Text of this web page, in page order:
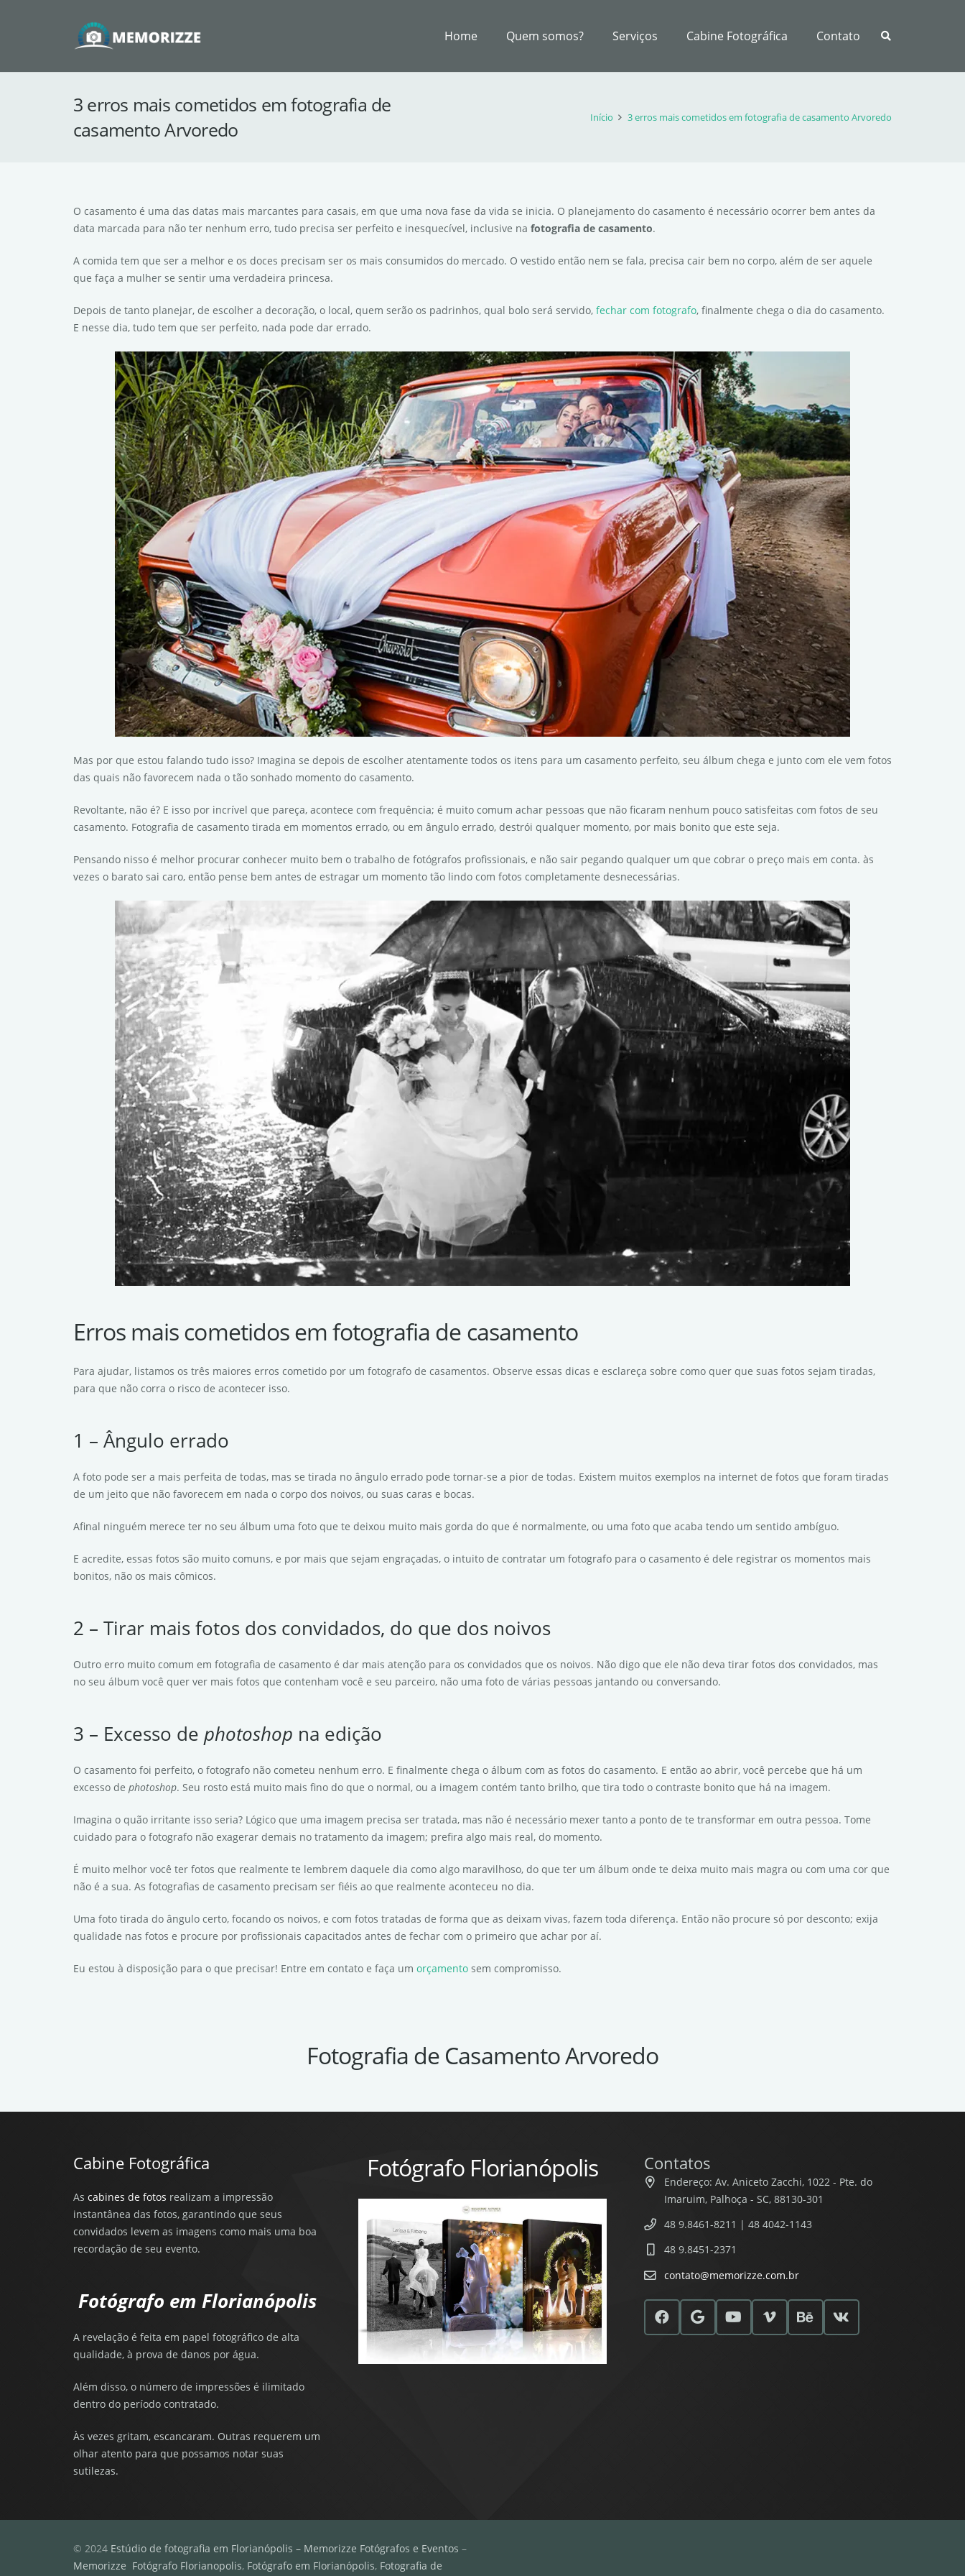
Home Quem somos? Serviços Cabine Fotográfica Contato
3 erros mais cometidos em fotografia de
casamento Arvoredo
Início 3 erros mais cometidos em fotografia de casamento Arvoredo
O casamento é uma das datas mais marcantes para casais, em que uma nova fase da vida se inicia. O planejamento do casamento é necessário ocorrer bem antes da
data marcada para não ter nenhum erro, tudo precisa ser perfeito e inesquecível, inclusive na fotografia de casamento.
A comida tem que ser a melhor e os doces precisam ser os mais consumidos do mercado. O vestido então nem se fala, precisa cair bem no corpo, além de ser aquele
que faça a mulher se sentir uma verdadeira princesa.
Depois de tanto planejar, de escolher a decoração, o local, quem serão os padrinhos, qual bolo será servido, fechar com fotografo, finalmente chega o dia do casamento.
E nesse dia, tudo tem que ser perfeito, nada pode dar errado.
Mas por que estou falando tudo isso? Imagina se depois de escolher atentamente todos os itens para um casamento perfeito, seu álbum chega e junto com ele vem fotos
das quais não favorecem nada o tão sonhado momento do casamento.
Revoltante, não é? E isso por incrível que pareça, acontece com frequência; é muito comum achar pessoas que não ficaram nenhum pouco satisfeitas com fotos de seu
casamento. Fotografia de casamento tirada em momentos errado, ou em ângulo errado, destrói qualquer momento, por mais bonito que este seja.
Pensando nisso é melhor procurar conhecer muito bem o trabalho de fotógrafos profissionais, e não sair pegando qualquer um que cobrar o preço mais em conta. às
vezes o barato sai caro, então pense bem antes de estragar um momento tão lindo com fotos completamente desnecessárias.
Erros mais cometidos em fotografia de casamento
Para ajudar, listamos os três maiores erros cometido por um fotografo de casamentos. Observe essas dicas e esclareça sobre como quer que suas fotos sejam tiradas,
para que não corra o risco de acontecer isso.
1 – Ângulo errado
A foto pode ser a mais perfeita de todas, mas se tirada no ângulo errado pode tornar-se a pior de todas. Existem muitos exemplos na internet de fotos que foram tiradas
de um jeito que não favorecem em nada o corpo dos noivos, ou suas caras e bocas.
Afinal ninguém merece ter no seu álbum uma foto que te deixou muito mais gorda do que é normalmente, ou uma foto que acaba tendo um sentido ambíguo.
E acredite, essas fotos são muito comuns, e por mais que sejam engraçadas, o intuito de contratar um fotografo para o casamento é dele registrar os momentos mais
bonitos, não os mais cômicos.
2 – Tirar mais fotos dos convidados, do que dos noivos
Outro erro muito comum em fotografia de casamento é dar mais atenção para os convidados que os noivos. Não digo que ele não deva tirar fotos dos convidados, mas
no seu álbum você quer ver mais fotos que contenham você e seu parceiro, não uma foto de várias pessoas jantando ou conversando.
3 – Excesso de photoshop na edição
O casamento foi perfeito, o fotografo não cometeu nenhum erro. E finalmente chega o álbum com as fotos do casamento. E então ao abrir, você percebe que há um
excesso de photoshop. Seu rosto está muito mais fino do que o normal, ou a imagem contém tanto brilho, que tira todo o contraste bonito que há na imagem.
Imagina o quão irritante isso seria? Lógico que uma imagem precisa ser tratada, mas não é necessário mexer tanto a ponto de te transformar em outra pessoa. Tome
cuidado para o fotografo não exagerar demais no tratamento da imagem; prefira algo mais real, do momento.
É muito melhor você ter fotos que realmente te lembrem daquele dia como algo maravilhoso, do que ter um álbum onde te deixa muito mais magra ou com uma cor que
não é a sua. As fotografias de casamento precisam ser fiéis ao que realmente aconteceu no dia.
Uma foto tirada do ângulo certo, focando os noivos, e com fotos tratadas de forma que as deixam vivas, fazem toda diferença. Então não procure só por desconto; exija
qualidade nas fotos e procure por profissionais capacitados antes de fechar com o primeiro que achar por aí.
Eu estou à disposição para o que precisar! Entre em contato e faça um orçamento sem compromisso.
Fotografia de Casamento Arvoredo
Cabine Fotográfica
As cabines de fotos realizam a impressão
instantânea das fotos, garantindo que seus
convidados levem as imagens como mais uma boa
recordação de seu evento.
Fotógrafo em Florianópolis
A revelação é feita em papel fotográfico de alta
qualidade, à prova de danos por água.
Além disso, o número de impressões é ilimitado
dentro do período contratado.
Às vezes gritam, escancaram. Outras requerem um
olhar atento para que possamos notar suas
sutilezas.
Fotógrafo Florianópolis Contatos
Endereço: Av. Aniceto Zacchi, 1022 - Pte. do
Imaruim, Palhoça - SC, 88130-301
48 9.8461-8211 | 48 4042-1143
48 9.8451-2371
contato@memorizze.com.br
© 2024 Estúdio de fotografia em Florianópolis – Memorizze Fotógrafos e Eventos –
Memorizze Fotógrafo Florianopolis, Fotógrafo em Florianópolis, Fotografia de